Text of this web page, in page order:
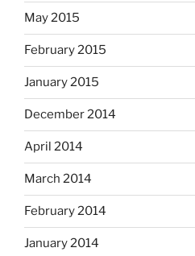
May 2015
February 2015
January 2015
December 2014
April 2014
March 2014
February 2014
January 2014